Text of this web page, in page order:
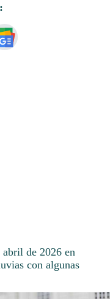
abril de 2026 en
con algunas